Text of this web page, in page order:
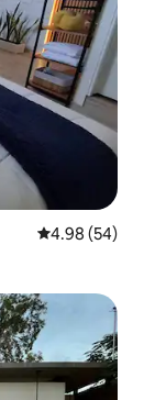
從 54 則評價
4.98 (54)